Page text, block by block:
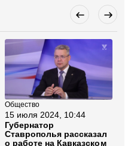
Общество
15 июля 2024, 10:44
Губернатор
Ставрополья рассказал
о работе на Кавказском